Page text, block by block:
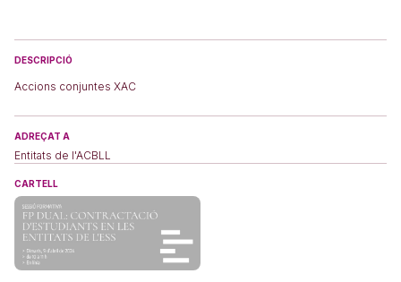
DESCRIPCIÓ
Accions conjuntes XAC
ADREÇAT A
Entitats de l'ACBLL
CARTELL